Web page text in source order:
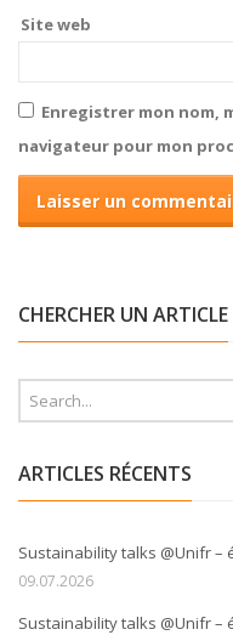
Site web
Enregistrer mon nom,
navigateur pour mon
CHERCHER UN ARTICLE
ARTICLES RÉCENTS
Sustainability talks @Unifr –
09.07.2026
Sustainability talks @Unifr –